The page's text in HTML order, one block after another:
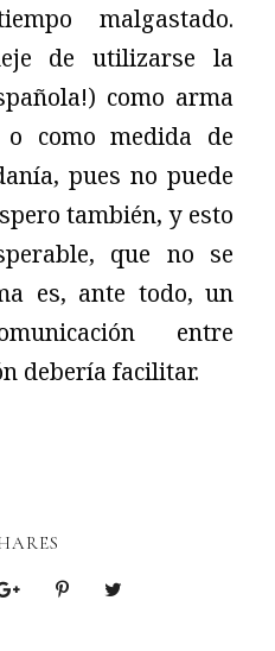
malgastado.
de utilizarse la
como arma
como medida de
pues no puede
también, y esto
que no se
es, ante todo, un
entre
debería facilitar.